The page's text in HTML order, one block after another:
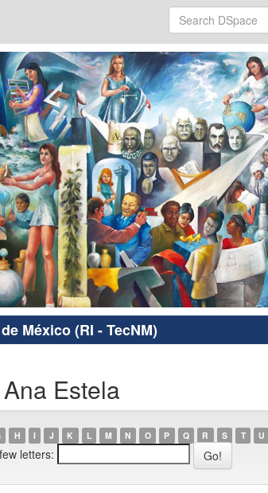
México (RI - TecNM)
Estela
H I J K L M N O P Q R S T U
letters: